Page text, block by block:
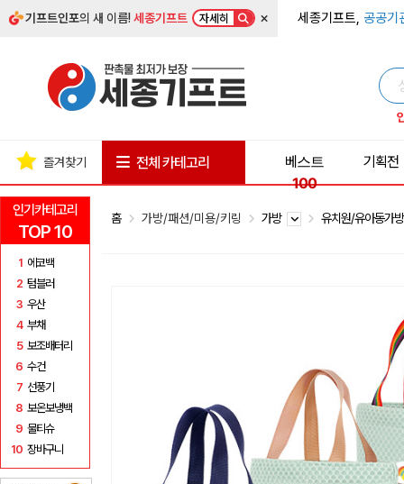
기프트인포의 새 이름!세종기프트 자세히 × 세종기프트, 공공기
인기카테고리
TOP 10
1 에코백
2 텀블러
3 우산
4 부채
5 보조배터리
6 수건
7 선풍기
8 보온보냉백
9 물티슈
10 장바구니
즐겨찾기 전체 카테고리
베스트
100
기획전
홈 가방/패션/미용/키링 가방 유치원/유아동가